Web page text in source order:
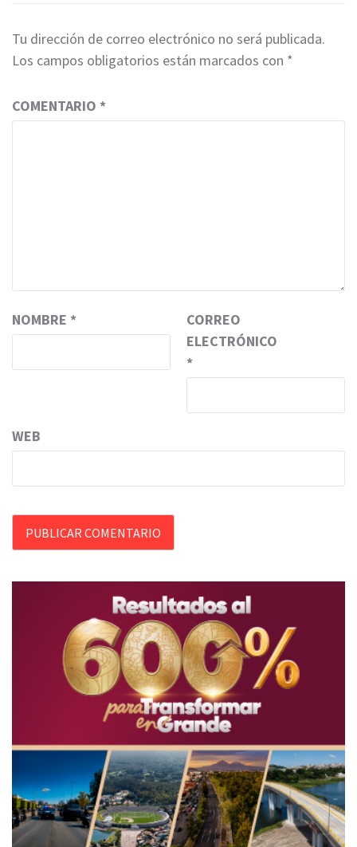
Tu dirección de correo electrónico no será publicada.
Los campos obligatorios están marcados con *
COMENTARIO *
NOMBRE *
CORREO
ELECTRÓNICO
*
WEB